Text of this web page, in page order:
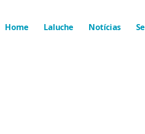
Home Laluche Notícias